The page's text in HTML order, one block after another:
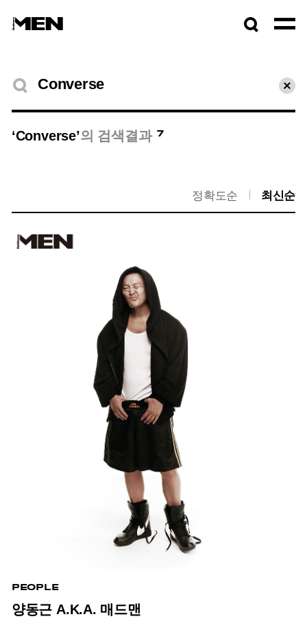
검색결과
초기
‘Converse’의 검색결과 7
정확도순 최신순
PEOPLE
양동근 A.K.A. 매드맨